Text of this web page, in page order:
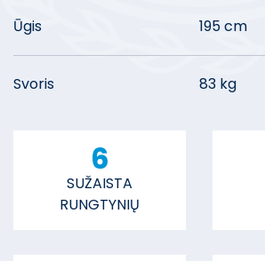
Ūgis 195 cm
Svoris 83 kg
6
SUŽAISTA
RUNGTYNIŲ